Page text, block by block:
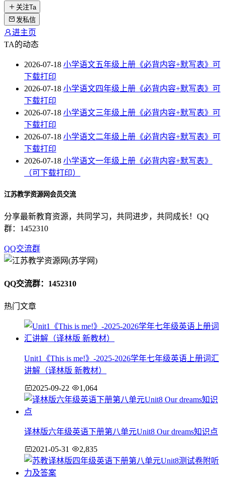
关注Ta
发私信
进主页
TA的动态
2026-07-18 小学语文五年级上册《必背内容+默写表》可
下载打印
2026-07-18 小学语文四年级上册《必背内容+默写表》可
下载打印
2026-07-18 小学语文三年级上册《必背内容+默写表》可
下载打印
2026-07-18 小学语文二年级上册《必背内容+默写表》可
下载打印
2026-07-18 小学语文一年级上册《必背内容+默写表》
（可下载打印）
江苏教学资源网会员交流
分享最新教育资源，共同学习，共同进步，共同成长！QQ
群：1452310
QQ交流群
QQ交流群：1452310
热门文章
Unit1《This is me!》-2025-2026学年七年级英语上册词汇
讲解（译林版 新教材）
2025-09-22 1,064
译林版六年级英语下册第八单元Unit8 Our dreams知识点
2021-05-31 2,835